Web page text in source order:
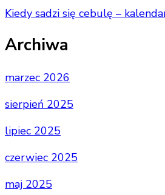
Kiedy sadzi się cebulę –
Archiwa
marzec 2026
sierpień 2025
lipiec 2025
czerwiec 2025
maj 2025